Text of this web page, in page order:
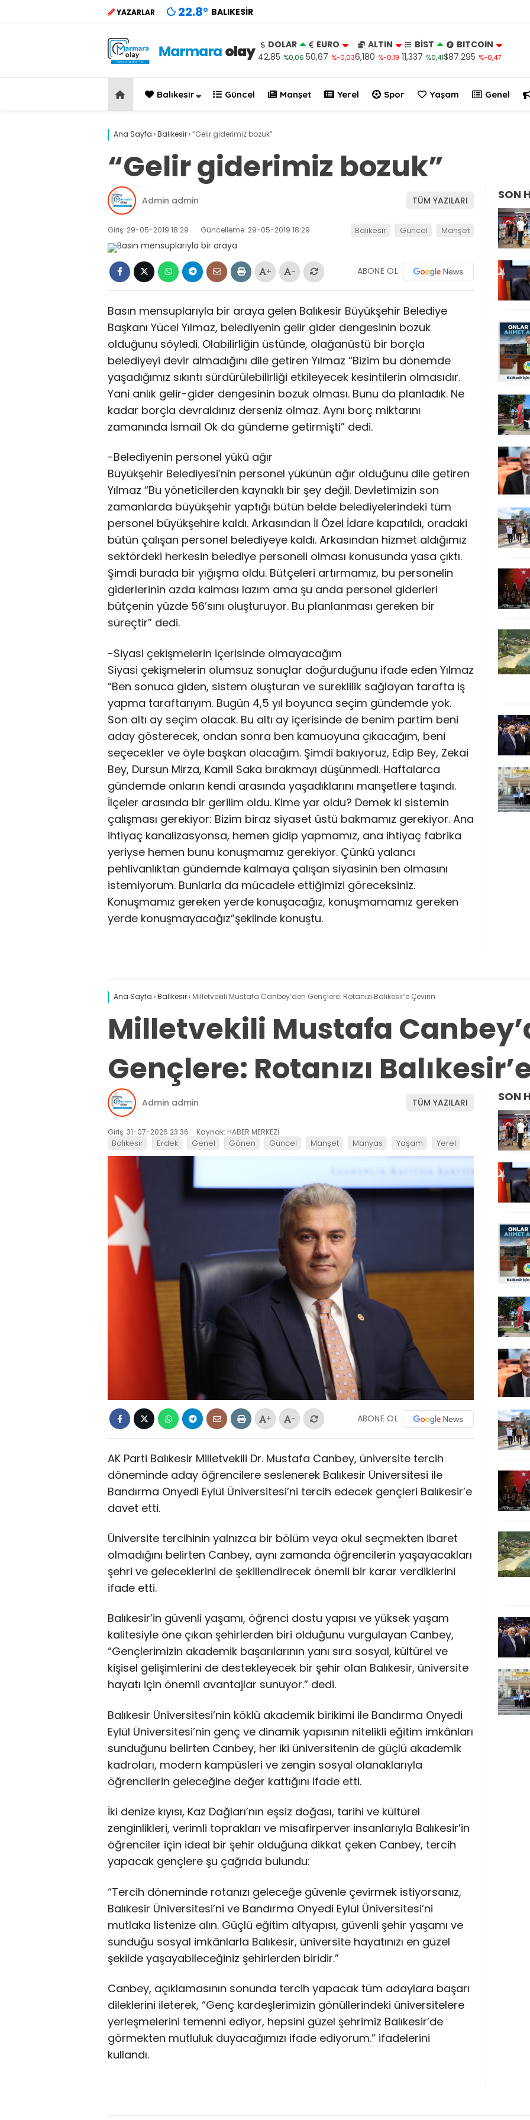
YAZARLAR 22.8° BALIKESIR
DOLAR
42,85 %0,06
EURO
50,67 %-0,03
ALTIN
6,180 %-0,19
BİST
11,337 %0,41
BITCOIN
$87.295 %-0,47
Balıkesir Güncel Manşet Yerel Spor Yaşam Genel
Ana Sayfa ›Balıkesir›“Gelir giderimiz bozuk”
“Gelir giderimiz bozuk”
Admin admin TÜM YAZILARI
Giriş: 29-05-2019 18:29 Güncelleme: 29-05-2019 18:29 Balıkesir Güncel Manşet
+ - ABONE OL
Basın mensuplarıyla bir araya gelen Balıkesir Büyükşehir Belediye
Başkanı Yücel Yılmaz, belediyenin gelir gider dengesinin bozuk
olduğunu söyledi. Olabilirliğin üstünde, olağanüstü bir borçla
belediyeyi devir almadığını dile getiren Yılmaz “Bizim bu dönemde
yaşadığımız sıkıntı sürdürülebilirliği etkileyecek kesintilerin olmasıdır.
Yani anlık gelir-gider dengesinin bozuk olması. Bunu da planladık. Ne
kadar borçla devraldınız derseniz olmaz. Aynı borç miktarını
zamanında İsmail Ok da gündeme getirmişti” dedi.
-Belediyenin personel yükü ağır
Büyükşehir Belediyesi’nin personel yükünün ağır olduğunu dile getiren
Yılmaz “Bu yöneticilerden kaynaklı bir şey değil. Devletimizin son
zamanlarda büyükşehir yaptığı bütün belde belediyelerindeki tüm
personel büyükşehire kaldı. Arkasından İl Özel İdare kapatıldı, oradaki
bütün çalışan personel belediyeye kaldı. Arkasından hizmet aldığımız
sektördeki herkesin belediye personeli olması konusunda yasa çıktı.
Şimdi burada bir yığışma oldu. Bütçeleri artırmamız, bu personelin
giderlerinin azda kalması lazım ama şu anda personel giderleri
bütçenin yüzde 56’sını oluşturuyor. Bu planlanması gereken bir
süreçtir” dedi.
-Siyasi çekişmelerin içerisinde olmayacağım
Siyasi çekişmelerin olumsuz sonuçlar doğurduğunu ifade eden Yılmaz
“Ben sonuca giden, sistem oluşturan ve süreklilik sağlayan tarafta iş
yapma taraftarıyım. Bugün 4,5 yıl boyunca seçim gündemde yok.
Son altı ay seçim olacak. Bu altı ay içerisinde de benim partim beni
aday gösterecek, ondan sonra ben kamuoyuna çıkacağım, beni
seçecekler ve öyle başkan olacağım. Şimdi bakıyoruz, Edip Bey, Zekai
Bey, Dursun Mirza, Kamil Saka bırakmayı düşünmedi. Haftalarca
gündemde onların kendi arasında yaşadıklarını manşetlere taşındı.
İlçeler arasında bir gerilim oldu. Kime yar oldu? Demek ki sistemin
çalışması gerekiyor: Bizim biraz siyaset üstü bakmamız gerekiyor. Ana
ihtiyaç kanalizasyonsa, hemen gidip yapmamız, ana ihtiyaç fabrika
yeriyse hemen bunu konuşmamız gerekiyor. Çünkü yalancı
pehlivanlıktan gündemde kalmaya çalışan siyasinin ben olmasını
istemiyorum. Bunlarla da mücadele ettiğimizi göreceksiniz.
Konuşmamız gereken yerde konuşacağız, konuşmamamız gereken
yerde konuşmayacağız”şeklinde konuştu.
SON
Ana Sayfa ›Balıkesir› Milletvekili Mustafa Canbey’den Gençlere: Rotanızı Balıkesir’e Çevirin
Milletvekili Mustafa
Gençlere: Rotanızı
Admin admin TÜM YAZILARI
Giriş: 31-07-2026 23:36 Kaynak: HABER MERKEZİ
Balıkesir Erdek Genel Gönen Güncel Manşet Manyas Yaşam Yerel
+ - ABONE OL
AK Parti Balıkesir Milletvekili Dr. Mustafa Canbey, üniversite tercih
döneminde aday öğrencilere seslenerek Balıkesir Üniversitesi ile
Bandırma Onyedi Eylül Üniversitesi’ni tercih edecek gençleri Balıkesir’e
davet etti.
Üniversite tercihinin yalnızca bir bölüm veya okul seçmekten ibaret
olmadığını belirten Canbey, aynı zamanda öğrencilerin yaşayacakları
şehri ve geleceklerini de şekillendirecek önemli bir karar verdiklerini
ifade etti.
Balıkesir’in güvenli yaşamı, öğrenci dostu yapısı ve yüksek yaşam
kalitesiyle öne çıkan şehirlerden biri olduğunu vurgulayan Canbey,
“Gençlerimizin akademik başarılarının yanı sıra sosyal, kültürel ve
kişisel gelişimlerini de destekleyecek bir şehir olan Balıkesir, üniversite
hayatı için önemli avantajlar sunuyor.” dedi.
Balıkesir Üniversitesi’nin köklü akademik birikimi ile Bandırma Onyedi
Eylül Üniversitesi’nin genç ve dinamik yapısının nitelikli eğitim imkânları
sunduğunu belirten Canbey, her iki üniversitenin de güçlü akademik
kadroları, modern kampüsleri ve zengin sosyal olanaklarıyla
öğrencilerin geleceğine değer kattığını ifade etti.
İki denize kıyısı, Kaz Dağları’nın eşsiz doğası, tarihi ve kültürel
zenginlikleri, verimli toprakları ve misafirperver insanlarıyla Balıkesir’in
öğrenciler için ideal bir şehir olduğuna dikkat çeken Canbey, tercih
yapacak gençlere şu çağrıda bulundu:
“Tercih döneminde rotanızı geleceğe güvenle çevirmek istiyorsanız,
Balıkesir Üniversitesi’ni ve Bandırma Onyedi Eylül Üniversitesi’ni
mutlaka listenize alın. Güçlü eğitim altyapısı, güvenli şehir yaşamı ve
sunduğu sosyal imkânlarla Balıkesir, üniversite hayatınızı en güzel
şekilde yaşayabileceğiniz şehirlerden biridir.”
Canbey, açıklamasının sonunda tercih yapacak tüm adaylara başarı
dileklerini ileterek, “Genç kardeşlerimizin gönüllerindeki üniversitelere
yerleşmelerini temenni ediyor, hepsini güzel şehrimiz Balıkesir’de
görmekten mutluluk duyacağımızı ifade ediyorum.” ifadelerini
kullandı.
SON